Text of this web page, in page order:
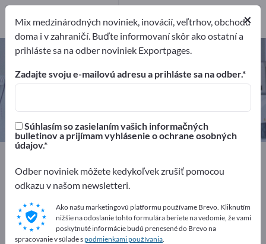
Silikónové implantáty – nájdite
výrobcov a dodávateľov
1
Implantáty a protézy
Silikónové implantáty
Inzerujte zadarmo na Exportpages!
Potreby – Ponuky – Použité tovary – Obchodné
kontakty >> začnite tu
×
Mix medzinárodných noviniek, inovácií, veľtrhov, obchodu
doma i v zahraničí. Buďte informovaní skôr ako ostatní a
prihláste sa na odber noviniek Exportpages.
Zadajte svoju e-mailovú adresu a prihláste sa na odber.
Súhlasím so zasielaním vašich informačných
bulletinov a prijímam vyhlásenie o ochrane osobných
údajov.
Odber noviniek môžete kedykoľvek zrušiť pomocou
odkazu v našom newsletteri.
Ako našu marketingovú platformu používame Brevo. Kliknutím
nižšie na odoslanie tohto formulára beriete na vedomie, že vami
poskytnuté informácie budú prenesené do Brevo na
spracovanie v súlade spodmienkami používania.